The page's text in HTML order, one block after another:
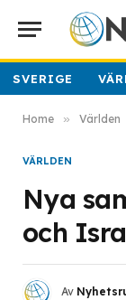
SVERIGE
Home » Världen
VÄRLDEN
Nya
och
Av